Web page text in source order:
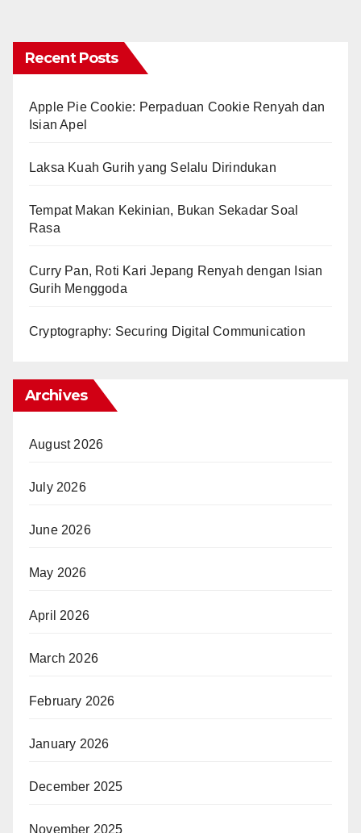
Recent Posts
Apple Pie Cookie: Perpaduan Cookie Renyah dan
Isian Apel
Laksa Kuah Gurih yang Selalu Dirindukan
Tempat Makan Kekinian, Bukan Sekadar Soal
Rasa
Curry Pan, Roti Kari Jepang Renyah dengan Isian
Gurih Menggoda
Cryptography: Securing Digital Communication
Archives
August 2026
July 2026
June 2026
May 2026
April 2026
March 2026
February 2026
January 2026
December 2025
November 2025